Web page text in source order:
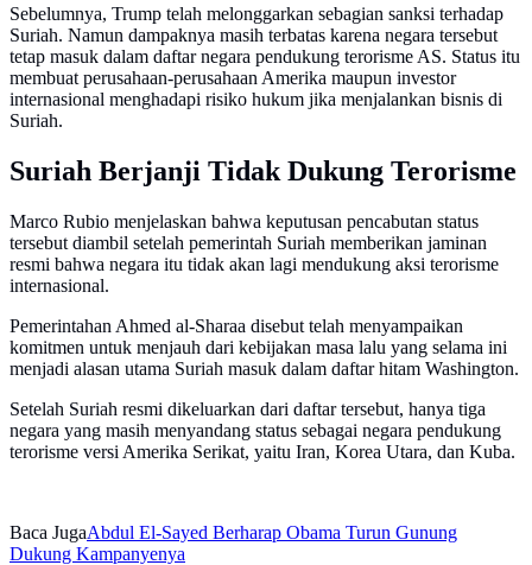
Sebelumnya, Trump telah melonggarkan sebagian sanksi terhadap
Suriah. Namun dampaknya masih terbatas karena negara tersebut
tetap masuk dalam daftar negara pendukung terorisme AS. Status itu
membuat perusahaan-perusahaan Amerika maupun investor
internasional menghadapi risiko hukum jika menjalankan bisnis di
Suriah.
Suriah Berjanji Tidak Dukung Terorisme
Marco Rubio menjelaskan bahwa keputusan pencabutan status
tersebut diambil setelah pemerintah Suriah memberikan jaminan
resmi bahwa negara itu tidak akan lagi mendukung aksi terorisme
internasional.
Pemerintahan Ahmed al-Sharaa disebut telah menyampaikan
komitmen untuk menjauh dari kebijakan masa lalu yang selama ini
menjadi alasan utama Suriah masuk dalam daftar hitam Washington.
Setelah Suriah resmi dikeluarkan dari daftar tersebut, hanya tiga
negara yang masih menyandang status sebagai negara pendukung
terorisme versi Amerika Serikat, yaitu Iran, Korea Utara, dan Kuba.
Baca JugaAbdul El-Sayed Berharap Obama Turun Gunung
Dukung Kampanyenya